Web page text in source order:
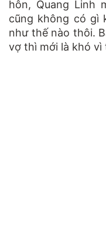
hôn, Quang Linh
cũng không có gì
như thế nào thôi.
vợ thì mới là khó vì